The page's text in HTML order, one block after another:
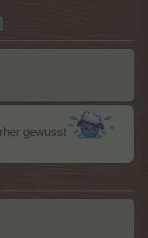
gewusst